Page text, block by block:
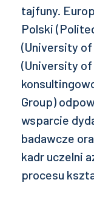
tajfuny.
Polski
(University
(University
Group)
wsparcie
badawcze
kadr uczelni
procesu